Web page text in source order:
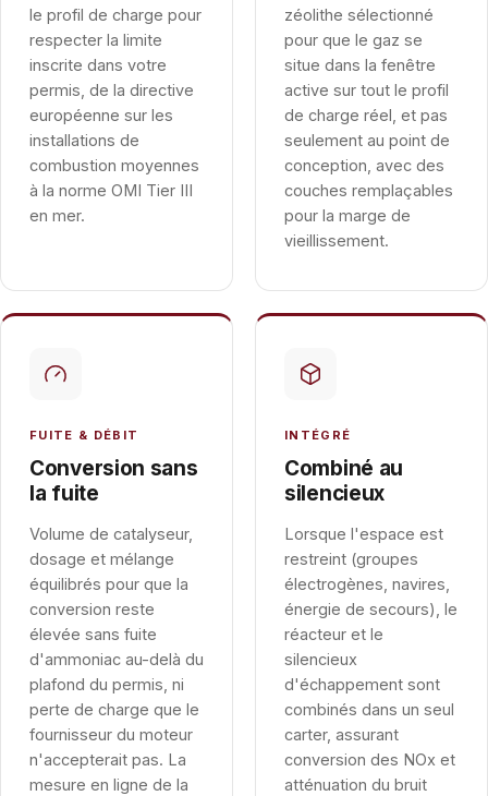
le profil de charge pour
respecter la limite
inscrite dans votre
permis, de la directive
européenne sur les
installations de
combustion moyennes
à la norme OMI Tier III
en mer.
zéolithe sélectionné
pour que le gaz se
situe dans la fenêtre
active sur tout le profil
de charge réel, et pas
seulement au point de
conception, avec des
couches remplaçables
pour la marge de
vieillissement.
FUITE & DÉBIT
Conversion sans
la fuite
Volume de catalyseur,
dosage et mélange
équilibrés pour que la
conversion reste
élevée sans fuite
d'ammoniac au-delà du
plafond du permis, ni
perte de charge que le
fournisseur du moteur
n'accepterait pas. La
mesure en ligne de la
INTÉGRÉ
Combiné au
silencieux
Lorsque l'espace est
restreint (groupes
électrogènes, navires,
énergie de secours), le
réacteur et le
silencieux
d'échappement sont
combinés dans un seul
carter, assurant
conversion des NOx et
atténuation du bruit